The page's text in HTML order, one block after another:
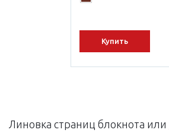
Купить
Линовка страниц блокнота или